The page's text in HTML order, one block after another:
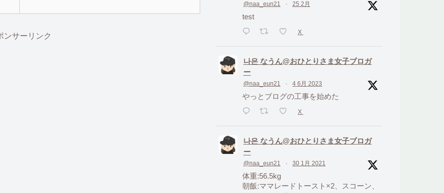
ンサーリンク
@naa_eun21 · 25 2月
test
X
나은 なうん@おひとりさま女子ブロガ
ー
@naa_eun21 · 4 6月 2023
やっとブログの工事を始めた
X
나은 なうん@おひとりさま女子ブロガ
ー
@naa_eun21 · 30 1月 2021
体重:56.5kg
朝飯:ママレードトースト×2、スコーン、